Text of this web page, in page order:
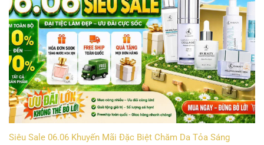
Siêu Sale 06.06 Khuyến Mãi Đặc Biệt Chăm Da Tỏa Sáng